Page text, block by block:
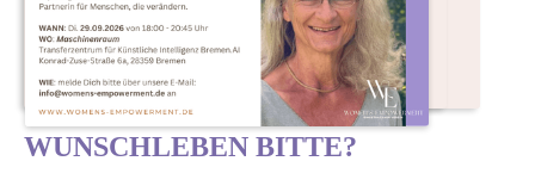
WUNSCHLEBEN BITTE?